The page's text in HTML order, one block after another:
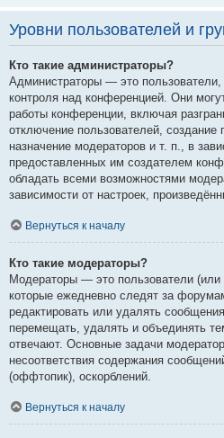
Уровни пользователей и
Кто такие администраторы?
Администраторы — это
контроля над конференцией. Они
работы конференции, включая
отключение пользователей, создание
назначение модераторов и т. п., в
предоставленных им создателем
обладать всеми возможностями
зависимости от настроек,
Вернуться к началу
Кто такие модераторы?
Модераторы — это пользователи (или
которые ежедневно следят за
редактировать или удалять
перемещать, удалять и объединять
отвечают. Основные задачи
несоответствия содержания
(оффтопик), оскорблений.
Вернуться к началу